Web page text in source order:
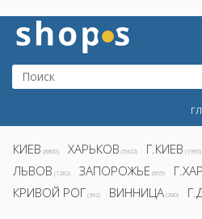
КИЕВ (8800) ХАРЬКОВ (5922) Г.КИЕВ (1995)
ЛЬВОВ (1282) ЗАПОРОЖЬЕ (855)
КРИВОЙ РОГ (392) ВИННИЦА (390)